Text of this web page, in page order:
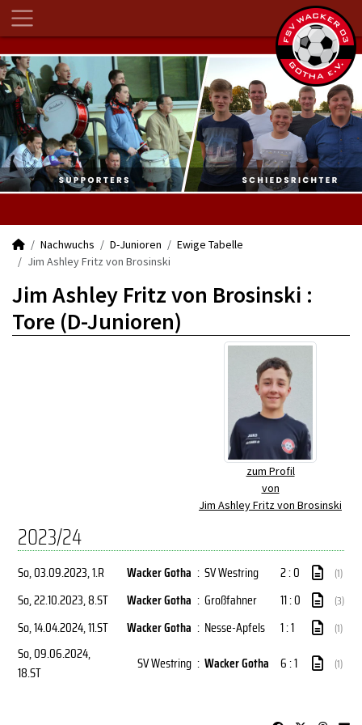
Nachwuchs D-Junioren
Ewige Tabelle
Jim Ashley Fritz von Brosinski
Jim Ashley Fritz von Brosinski :
Tore (D-Junioren)
zum Profil
von
Jim Ashley Fritz von Brosinski
2023/24
So, 03.09.2023, 1.R Wacker Gotha : SV Westring 2 : 0 (1)
So, 22.10.2023, 8.ST Wacker Gotha : Großfahner 11 : 0 (3)
So, 14.04.2024, 11.ST Wacker Gotha : Nesse-Apfels 1 : 1 (1)
So, 09.06.2024,
18.ST
SV Westring : Wacker Gotha 6 : 1 (1)